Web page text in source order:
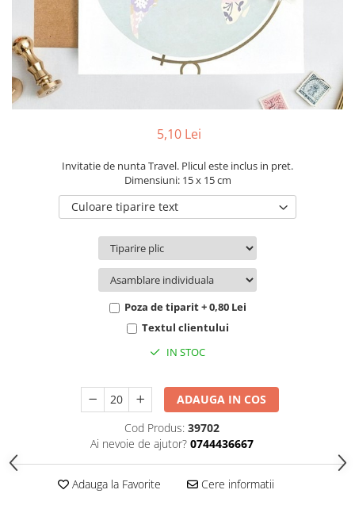
Pachete marturii
Pungi si cutii prajituri
Sticle si borcane
Cutii flori de hartie
Cutii flori de sapun
Cutii flori mixte
Cutii LUX
Aranjamente tematice
2020 Craciun si Anul Nou
2022 Crăciun
Toamna și Halloween
Buchete extravagante
5,10 Lei
Invitatie de nunta Travel. Plicul este inclus in pret.
Dimensiuni: 15 x 15 cm
Culoare tiparire text
Poza de tiparit + 0,80 Lei
Textul clientului
IN STOC
ADAUGA IN COS
Cod Produs: 39702
Ai nevoie de ajutor? 0744436667
Adauga la Favorite Cere informatii